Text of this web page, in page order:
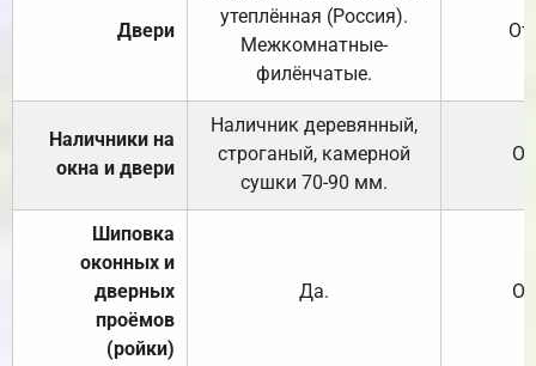
Двери
утеплённая (Россия).
Межкомнатные-
филёнчатые.
Наличники на
окна и двери
Наличник деревянный,
строганый, камерной
сушки 70-90 мм.
Шиповка
оконных и
дверных
проёмов
(ройки)
Да.